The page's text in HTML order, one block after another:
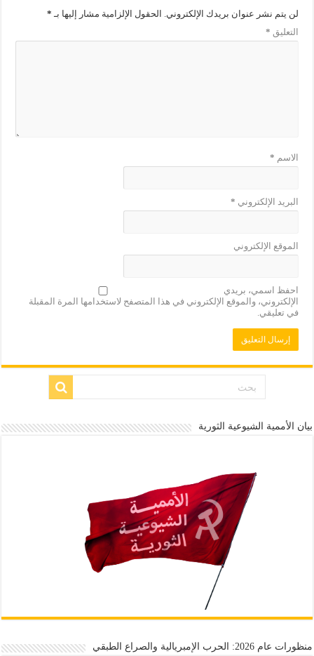
لن يتم نشر عنوان بريدك الإلكتروني. الحقول الإلزامية مشار إليها بـ *
التعليق *
الاسم *
البريد الإلكتروني *
الموقع الإلكتروني
احفظ اسمي، بريدي
الإلكتروني، والموقع الإلكتروني في هذا المتصفح لاستخدامها المرة المقبلة
في تعليقي.
بيان الأممية الشيوعية الثورية
منظورات عام 2026: الحرب الإمبريالية والصراع الطبقي